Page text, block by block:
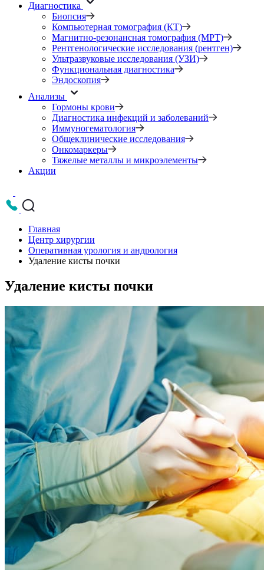
Диагностика
Биопсия
Компьютерная томография (КТ)
Магнитно-резонансная томография (МРТ)
Рентгенологические исследования (рентген)
Ультразвуковые исследования (УЗИ)
Функциональная диагностика
Эндоскопия
Анализы
Гормоны крови
Диагностика инфекций и заболеваний
Иммуногематология
Общеклинические исследования
Онкомаркеры
Тяжелые металлы и микроэлементы
Акции
Главная
Центр хирургии
Оперативная урология и андрология
Удаление кисты почки
Удаление кисты почки